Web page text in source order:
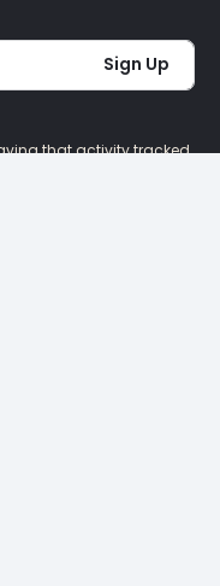
Sign Up
that activity tracked